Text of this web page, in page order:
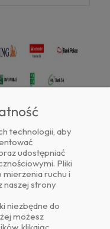
technologii, aby
udostępniać
Pliki
ruchu i
naszej strony
niezbędne do
możesz